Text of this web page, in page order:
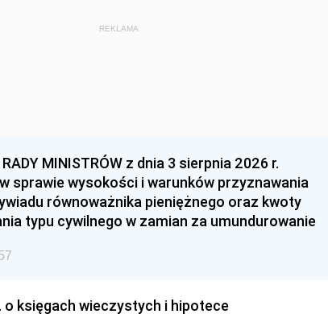
REKLAMA
MINISTRÓW z dnia 3 sierpnia 2026 r.
sprawie wysokości i warunków przyznawania
równoważnika pieniężnego oraz kwoty
typu cywilnego w zamian za umundurowanie
o księgach wieczystych i hipotece